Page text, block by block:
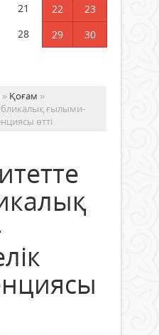
21 22
23
28 29
30
» Қоғам »
ғылыми-
өтті